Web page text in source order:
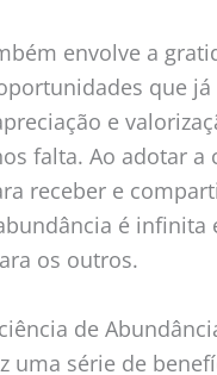
envolve a
que
e
falta. Ao adotar a
receber e
é infinita
os outros.
de
uma série de